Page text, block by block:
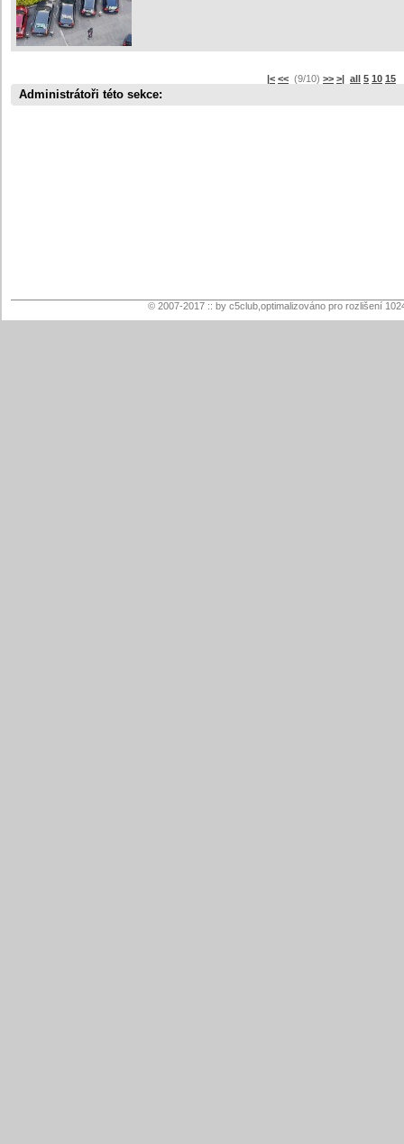
|< << (9/10) >> >| all 5 10 15
Administrátoři této sekce:
© 2007-2017 :: by c5club,optimalizováno pro rozlišení